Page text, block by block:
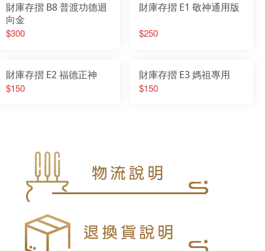
財庫存摺 B8 普渡功德迴
向金
$300
財庫存摺 E1 敬神通用版
$250
財庫存摺 E2 福德正神
$150
財庫存摺 E3 媽祖專用
$150